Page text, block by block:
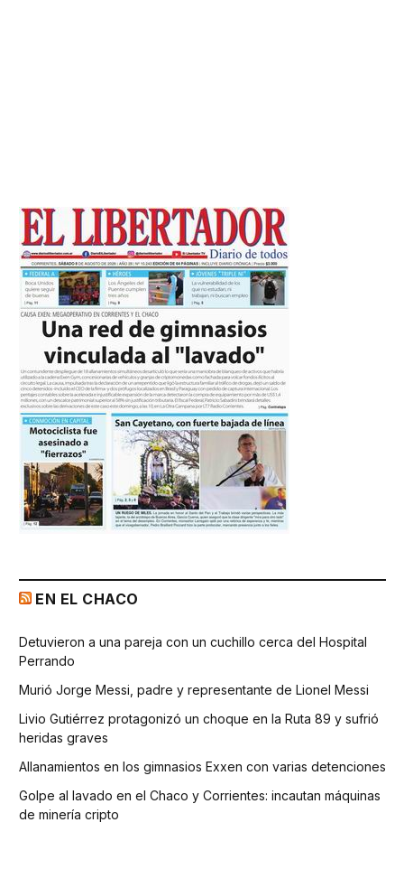
EN EL CHACO
Detuvieron a una pareja con un cuchillo cerca del Hospital
Perrando
Murió Jorge Messi, padre y representante de Lionel Messi
Livio Gutiérrez protagonizó un choque en la Ruta 89 y sufrió
heridas graves
Allanamientos en los gimnasios Exxen con varias detenciones
Golpe al lavado en el Chaco y Corrientes: incautan máquinas
de minería cripto